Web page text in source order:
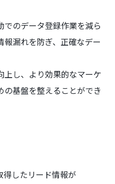
でのデータ登録作業を減ら
漏れを防ぎ、正確なデー
上し、より効果的なマーケ
の基盤を整えることができ
したリード情報が